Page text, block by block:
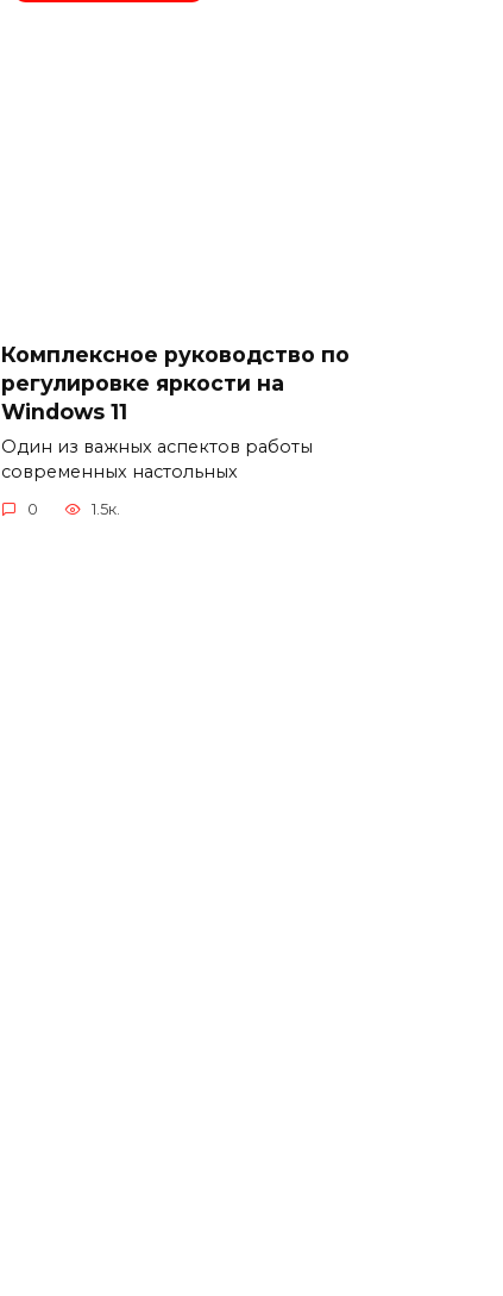
Комплексное руководство по
регулировке яркости на
Windows 11
Один из важных аспектов работы
современных настольных
0 1.5к.